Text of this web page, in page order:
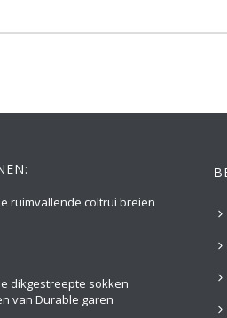
ruimvallende coltrui breien
dikgestreepte sokken
van Durable garen